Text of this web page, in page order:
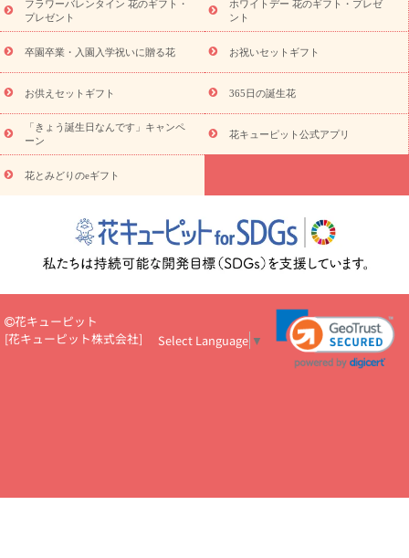
物
産直多肉植物 プリザーブドフラワー お祝い
お供え・お
悔やみ
花とセットギフト セミオーダー
プチギフト
（hanamore -ハナモア-）
花とみどりのeギフト
トのeGfit
カラー ピンク イエローオレンジ レッド
お花の
種類
バラ ユリ トルコキキョウ 予算から探す
お祝い・3000円～ お祝い・4000円～ お祝い・5000円～
お
祝い・7000円～ お祝い・10000円～ お供え・お悔やみ
え・お悔やみ・3000円～ お供え・お悔やみ・5000円～
お供
え・お悔やみ・7000円～
365日の誕生花カレンダー
いのマナー
定年退職祝いのマナー
お祝いを贈るときのマナー・
花キューピットのお祝いコラム一覧
誕生日のお花を「色
彩心理学」で選ぶ方法
結婚祝いの予算相場
出産祝いお役立ち情
報
転職祝いのマナー基礎知識
ペットのお祝いワンポイントアド
お見舞いのマナーとル
ール
新築引っ越し祝いコラム お祝い花のマナー総まとめ
職
場上司や先輩へ贈るお祝い花の正解は？
開店祝いの花 選び方ガイ
あり)
花キューピット×専門家
CO2排出量削減 / SDGsを考える
フラワーバレンタイン 花のギフト・
プレゼント
ホワイトデー 花のギフト・プレゼ
ント
卒園卒業・入園入学祝いに贈る花 お祝いセットギフト
お供えセットギフト 365日の誕生花
「きょう誕生日なんです」キャンペ
ーン
花キューピット公式アプリ
花とみどりのeギフト
花キューピット
[花キューピット株式会社] Select Language ▼